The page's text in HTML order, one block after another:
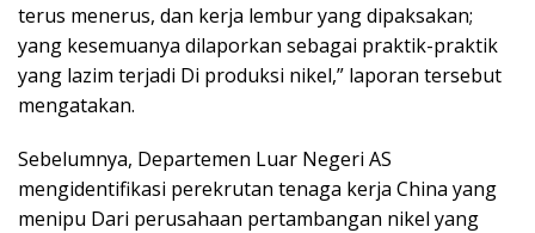
terus menerus, dan kerja lembur yang dipaksakan;
yang kesemuanya dilaporkan sebagai praktik-praktik
yang lazim terjadi Di produksi nikel,” laporan tersebut
mengatakan.
Sebelumnya, Departemen Luar Negeri AS
mengidentifikasi perekrutan tenaga kerja China yang
menipu Dari perusahaan pertambangan nikel yang